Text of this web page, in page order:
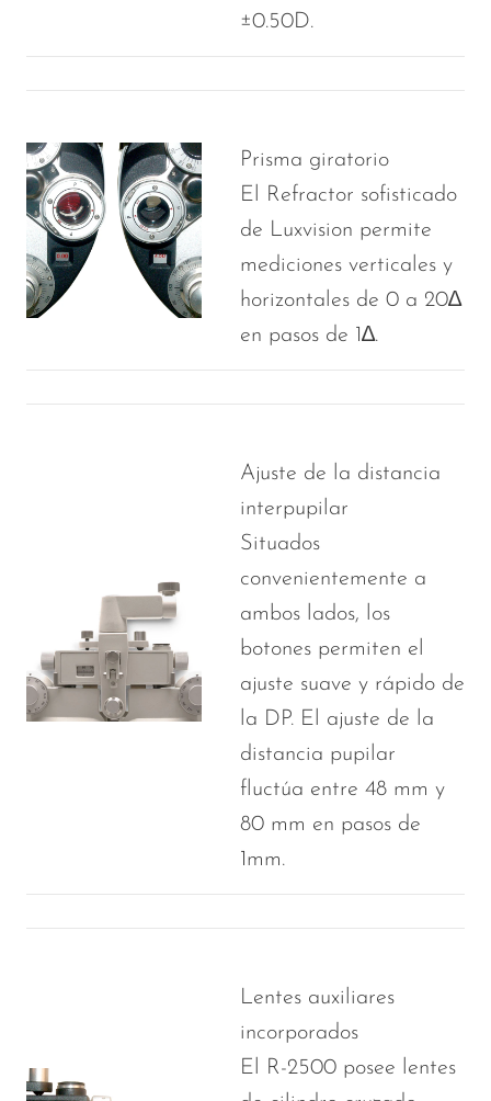
±0.50D.
Prisma giratorio
El Refractor sofisticado
de Luxvision permite
mediciones verticales y
horizontales de 0 a 20∆
en pasos de 1∆.
Ajuste de la distancia
interpupilar
Situados
convenientemente a
ambos lados, los
botones permiten el
ajuste suave y rápido de
la DP. El ajuste de la
distancia pupilar
fluctúa entre 48 mm y
80 mm en pasos de
1mm.
Lentes auxiliares
incorporados
El R-2500 posee lentes